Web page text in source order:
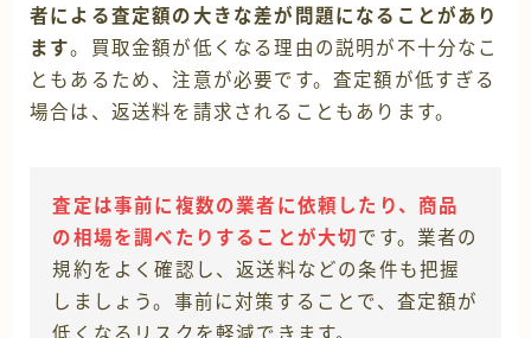
者による査定額の大きな差が問題になることがあり
ます。買取金額が低くなる理由の説明が不十分なこ
ともあるため、注意が必要です。査定額が低すぎる
場合は、返送料を請求されることもあります。
査定は事前に複数の業者に依頼したり、商品
の相場を調べたりすることが大切です。業者の
規約をよく確認し、返送料などの条件も把握
しましょう。事前に対策することで、査定額が